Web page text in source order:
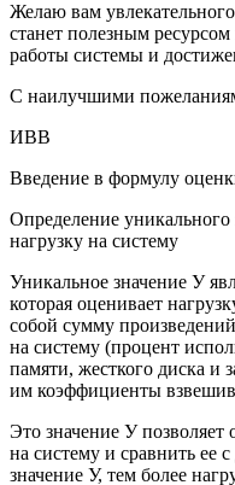
Желаю вам
станет полезным
работы системы и
С наилучшими
ИВВ
Введение в формулу
Определение уникального
нагрузку на систему
Уникальное значение У
которая оценивает
собой сумму
на систему (процент
памяти, жесткого диска и
им коэффициенты
Это значение У
на систему и сравнить ее
значение У, тем более